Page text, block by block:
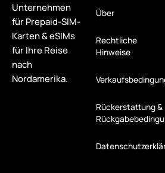
Unternehmen
für Prepaid-SIM-
Karten & eSIMs
für Ihre Reise
nach
Nordamerika.
Über
Rechtliche
Hinweise
Rückerstattung &